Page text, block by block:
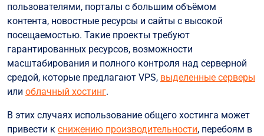
пользователями, порталы с большим объёмом
контента, новостные ресурсы и сайты с высокой
посещаемостью. Такие проекты требуют
гарантированных ресурсов, возможности
масштабирования и полного контроля над серверной
средой, которые предлагают VPS, выделенные серверы
или облачный хостинг.
В этих случаях использование общего хостинга может
привести к снижению производительности, перебоям в